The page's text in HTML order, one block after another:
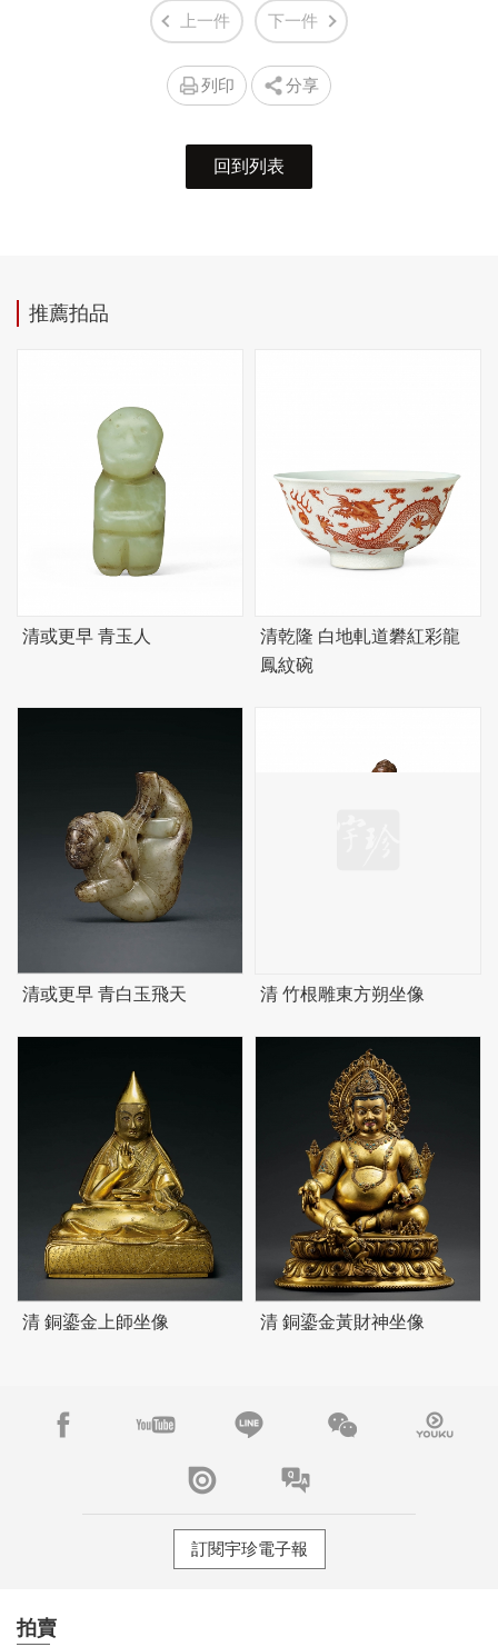
上一件 下一件
列印 分享
回到列表
推薦拍品
清或更早 青玉人
清乾隆 白地軋道礬紅彩龍
鳳紋碗
清或更早 青白玉飛天 清 竹根雕東方朔坐像
清 銅鎏金上師坐像 清 銅鎏金黃財神坐像
訂閱宇珍電子報
拍賣